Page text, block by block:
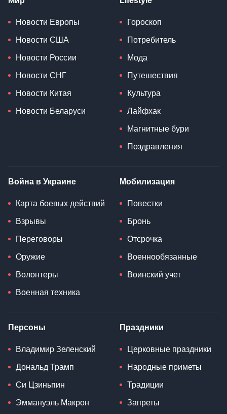
Новости Европы
Новости США
Новости России
Новости СНГ
Новости Китая
Новости Беларуси
Гороскоп
Потребитель
Мода
Путешествия
Культура
Лайфхак
Магнитные бури
Поздравления
Война в Украине
Карта боевых действий
Взрывы
Переговоры
Оружие
Волонтеры
Военная техника
Мобилизация
Повестки
Бронь
Отсрочка
Военнообязанные
Воинский учет
Персоны
Владимир Зеленский
Дональд Трамп
Си Цзиньпин
Эммануэль Макрон
Праздники
Церковные праздники
Народные приметы
Традиции
Запреты